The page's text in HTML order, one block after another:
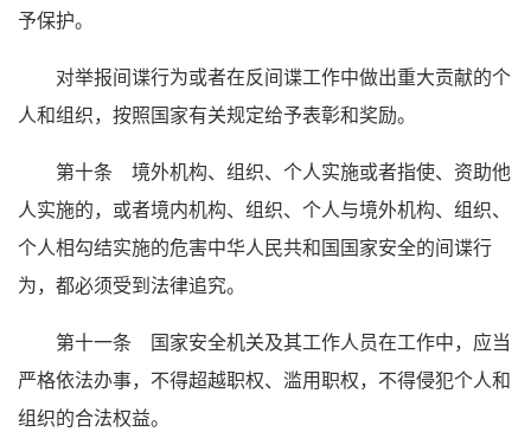
予保护。
对举报间谍行为或者在反间谍工作中做出重大贡献的个
人和组织，按照国家有关规定给予表彰和奖励。
第十条 境外机构、组织、个人实施或者指使、资助他
人实施的，或者境内机构、组织、个人与境外机构、组织、
个人相勾结实施的危害中华人民共和国国家安全的间谍行
为，都必须受到法律追究。
第十一条 国家安全机关及其工作人员在工作中，应当
严格依法办事，不得超越职权、滥用职权，不得侵犯个人和
组织的合法权益。